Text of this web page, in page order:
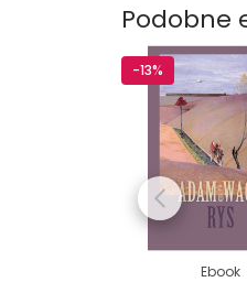
Podobne
-13%
Ebook